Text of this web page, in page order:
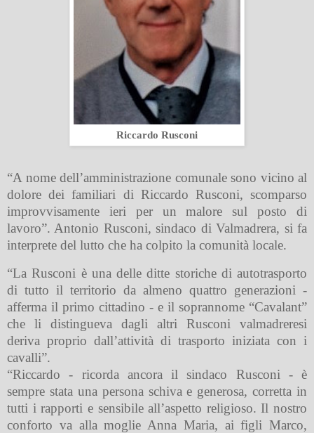
Riccardo Rusconi
“A nome dell’amministrazione comunale sono vicino al
dolore dei familiari di Riccardo Rusconi, scomparso
improvvisamente ieri per un malore sul posto di
lavoro”. Antonio Rusconi, sindaco di Valmadrera, si fa
interprete del lutto che ha colpito la comunità locale.
“La Rusconi è una delle ditte storiche di autotrasporto
di tutto il territorio da almeno quattro generazioni -
afferma il primo cittadino - e il soprannome “Cavalant”
che li distingueva dagli altri Rusconi valmadreresi
deriva proprio dall’attività di trasporto iniziata con i
cavalli”.
“Riccardo - ricorda ancora il sindaco Rusconi - è
sempre stata una persona schiva e generosa, corretta in
tutti i rapporti e sensibile all’aspetto religioso. Il nostro
conforto va alla moglie Anna Maria, ai figli Marco,